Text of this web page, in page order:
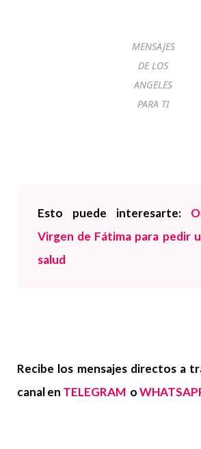
MENSAJES
DE LOS
ANGELES
PARA TI
Esto puede interesarte:
Virgen de Fátima para pedir
salud
Recibe los mensajes directos a
canal en TELEGRAM o